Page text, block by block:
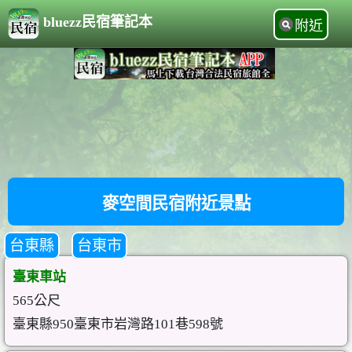
bluezz民宿筆記本 附近
麥空間民宿附近景點
台東縣 台東市
臺東車站
565公尺
臺東縣950臺東市岩灣路101巷598號